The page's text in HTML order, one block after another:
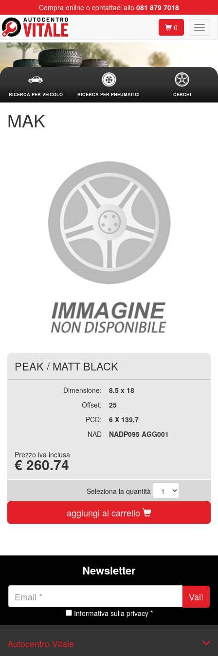
Compra online o contattaci allo 081 879 7018
0
RICERCA PER VEICOLO RICERCA PER PNEUMATICI CERCHI
MAK
PEAK / MATT BLACK
Dimensione:
8.5 x 18
Offset:
25
PCD:
6 X 139,7
NAD
NADP095 AGG001
Prezzo iva inclusa
€ 260.74
Seleziona la quantità
aggiungi al carrello
Newsletter
Vai!
Informativa sulla privacy *
Autocentro Vitale